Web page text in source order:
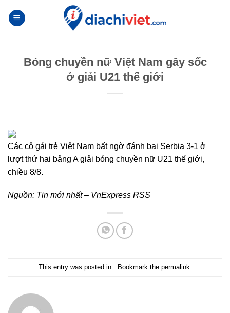
Bóng chuyền nữ Việt Nam gây sốc
ở giải U21 thế giới
Các cô gái trẻ Việt Nam bất ngờ đánh bại Serbia 3-1 ở
lượt thứ hai bảng A giải bóng chuyền nữ U21 thế giới,
chiều 8/8.
Nguồn: Tin mới nhất – VnExpress RSS
This entry was posted in . Bookmark the permalink